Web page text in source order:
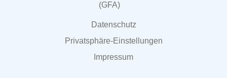
(GFA)
Navigation
überspringen
Datenschutz
Privatsphäre-Einstellungen
Impressum